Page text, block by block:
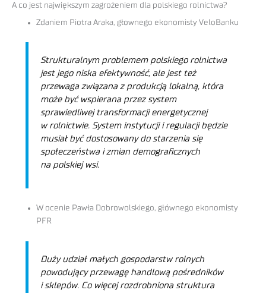
A co jest największym zagrożeniem dla polskiego rolnictwa?
Zdaniem Piotra Araka, głownego ekonomisty VeloBanku
Strukturalnym problemem polskiego rolnictwa
jest jego niska efektywność, ale jest też
przewaga związana z produkcją lokalną, która
może być wspierana przez system
sprawiedliwej transformacji energetycznej
w rolnictwie. System instytucji i regulacji będzie
musiał być dostosowany do starzenia się
społeczeństwa i zmian demograficznych
na polskiej wsi.
W ocenie Pawła Dobrowolskiego, głównego ekonomisty
PFR
Duży udział małych gospodarstw rolnych
powodujący przewagę handlową pośredników
i sklepów. Co więcej rozdrobniona struktura